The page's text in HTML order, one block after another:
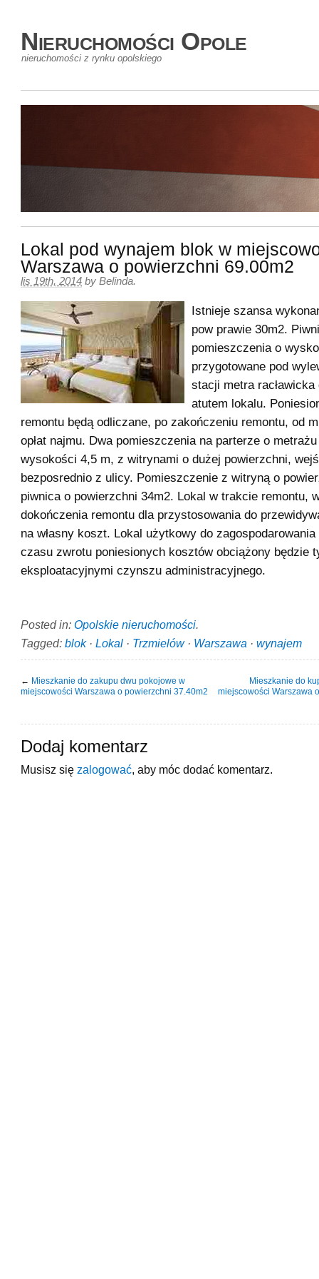
Nieruchomości Opole
nieruchomości z rynku opolskiego
Lokal pod wynajem blok w
Warszawa o powierzchni 69.00m2
lis 19th, 2014 by Belinda.
Istnieje szansa
pow prawie 30m2.
pomieszczenia o
przygotowane pod
stacji metra
atutem lokalu.
remontu będą odliczane, po zakończeniu remontu, od
opłat najmu. Dwa pomieszczenia na parterze o
wysokości 4,5 m, z witrynami o dużej powierzchni,
bezposrednio z ulicy. Pomieszczenie z witryną o
piwnica o powierzchni 34m2. Lokal w trakcie remontu,
dokończenia remontu dla przystosowania do
na własny koszt. Lokal użytkowy do
czasu zwrotu poniesionych kosztów obciążony będzie
eksploatacyjnymi czynszu administracyjnego.
Posted in: Opolskie nieruchomości.
Tagged: blok· Lokal · Trzmielów· Warszawa · wynajem
← Mieszkanie do zakupu dwu pokojowe w
miejscowości Warszawa o powierzchni 37.40m2
Mieszkanie do
miejscowości Warszawa
Dodaj komentarz
Musisz się zalogować , aby móc dodać komentarz.